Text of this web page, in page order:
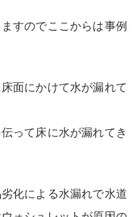
すのでここからは事例
面にかけて水が漏れて
って床に水が漏れてき
化による水漏れで水道